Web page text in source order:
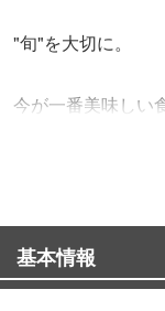
"旬"を大切に。
今が一番美味しい
四季を感じる魅力
層ごとに異なる味
洗練された味わい
基本情報